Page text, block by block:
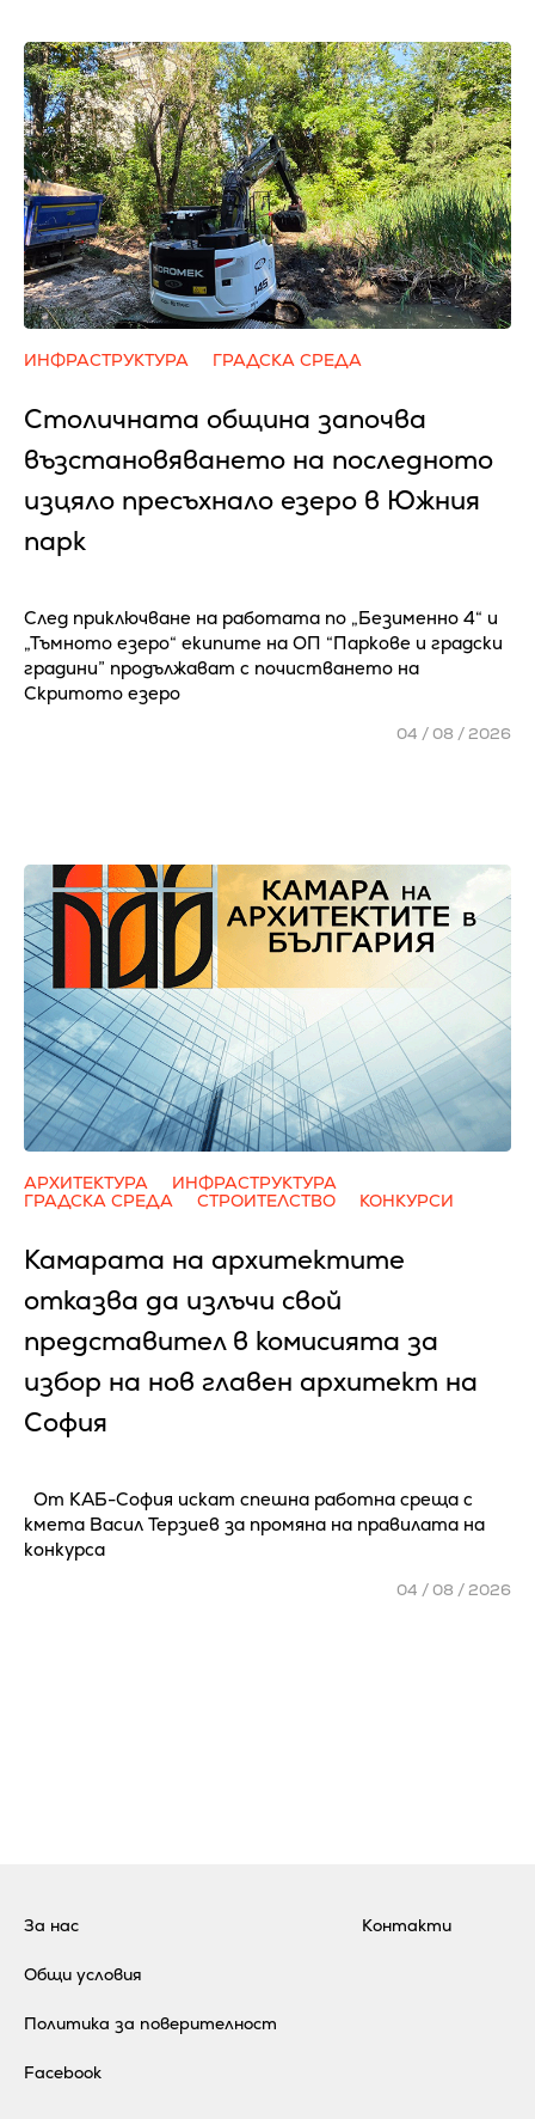
ИНФРАСТРУКТУРА ГРАДСКА СРЕДА
Столичната община започва
възстановяването на последното
изцяло пресъхнало езеро в Южния
парк
След приключване на работата по „Безименно 4“ и
„Тъмното езеро“ екипите на ОП “Паркове и градски
градини” продължават с почистването на
Скритото езеро
04 / 08 / 2026
АРХИТЕКТУРА
ИНФРАСТРУКТУРА
ГРАДСКА СРЕДА
СТРОИТЕЛСТВО КОНКУРСИ
Камарата на архитектите
отказва да излъчи свой
представител в комисията за
избор на нов главен архитект на
София
От КАБ-София искат спешна работна среща с
кмета Васил Терзиев за промяна на правилата на
конкурса
04 / 08 / 2026
За нас
Общи условия
Политика за поверителност
Контакти
Facebook